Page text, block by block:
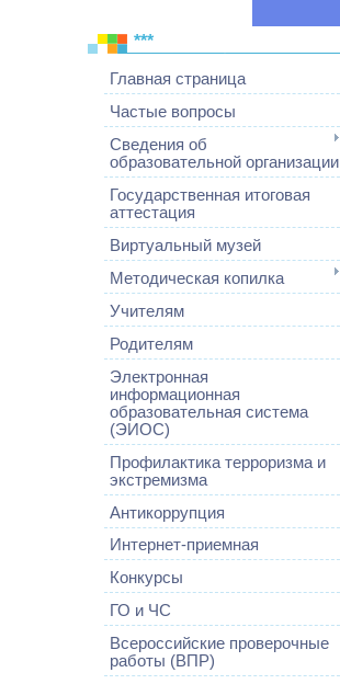
***
Главная страница
Частые вопросы
Сведения об
образовательной организации
Государственная итоговая
аттестация
Виртуальный музей
Методическая копилка
Учителям
Родителям
Электронная
информационная
образовательная система
(ЭИОС)
Профилактика терроризма и
экстремизма
Антикоррупция
Интернет-приемная
Конкурсы
ГО и ЧС
Всероссийские проверочные
работы (ВПР)